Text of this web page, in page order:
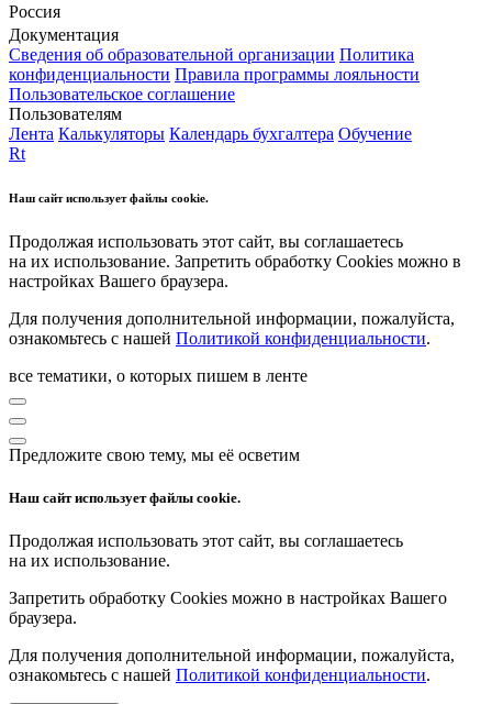
Россия
Документация
Сведения об образовательной организации Политика
конфиденциальности Правила программы лояльности
Пользовательское соглашение
Пользователям
Лента Калькуляторы Календарь бухгалтера Обучение
Rt
Наш сайт использует файлы cookie.
Продолжая использовать этот сайт, вы соглашаетесь
на их использование. Запретить обработку Cookies можно в
настройках Вашего браузера.
Для получения дополнительной информации, пожалуйста,
ознакомьтесь с нашей Политикой конфиденциальности.
все тематики, о которых пишем в ленте
Предложите свою тему, мы её осветим
Наш сайт использует файлы cookie.
Продолжая использовать этот сайт, вы соглашаетесь
на их использование.
Запретить обработку Cookies можно в настройках Вашего
браузера.
Для получения дополнительной информации, пожалуйста,
ознакомьтесь с нашей Политикой конфиденциальности.